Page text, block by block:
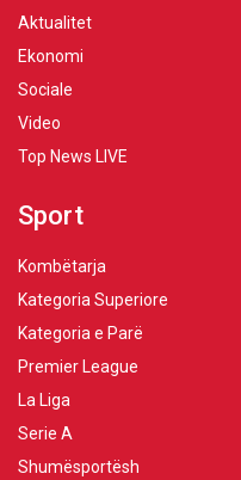
Aktualitet
Ekonomi
Sociale
Video
Top News LIVE
Sport
Kombëtarja
Kategoria Superiore
Kategoria e Parë
Premier League
La Liga
Serie A
Shumësportësh